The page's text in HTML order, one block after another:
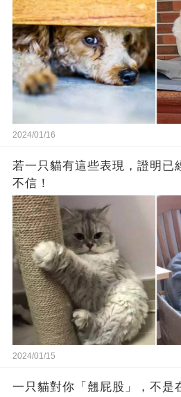
2024/01/16
若一只貓有這些表現，證明已
不信！
2024/01/15
一只貓對你「翹屁股」，不是